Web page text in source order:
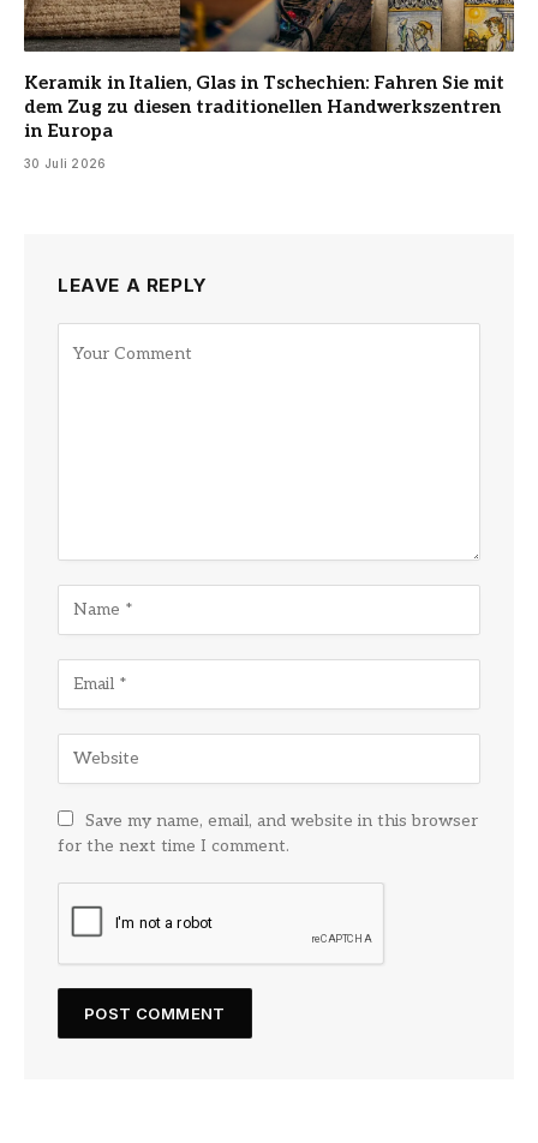
Keramik in Italien, Glas in Tschechien: Fahren Sie mit
dem Zug zu diesen traditionellen Handwerkszentren
in Europa
30 Juli 2026
LEAVE A REPLY
Save my name, email, and website in this browser
for the next time I comment.